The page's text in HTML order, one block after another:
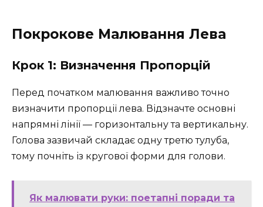
Покрокове Малювання Лева
Крок 1: Визначення Пропорцій
Перед початком малювання важливо точно
визначити пропорції лева. Відзначте основні
напрямні лінії — горизонтальну та вертикальну.
Голова зазвичай складає одну третю тулуба,
тому почніть із кругової форми для голови.
Як малювати руки: поетапні поради та